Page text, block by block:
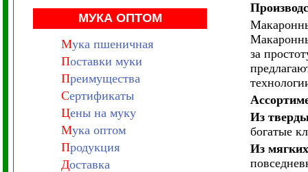
МУКА ОПТОМ
Мука пшеничная
Поставки муки
Преимущества
Сертификаты
Цены на муку
Мука оптом
Продукция
Доставка
за
Из
богатые
Из